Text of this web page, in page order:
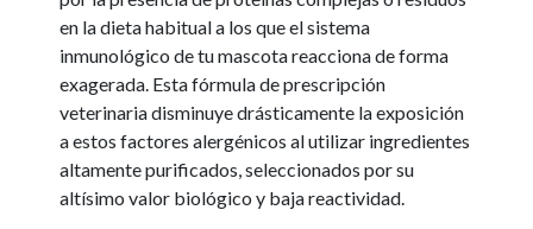
en la dieta habitual a los que el sistema
inmunológico de tu mascota reacciona de forma
exagerada. Esta fórmula de prescripción
veterinaria disminuye drásticamente la exposición
a estos factores alergénicos al utilizar ingredientes
altamente purificados, seleccionados por su
altísimo valor biológico y baja reactividad.